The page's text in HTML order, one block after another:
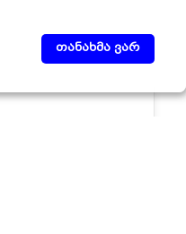
თანახმა ვარ